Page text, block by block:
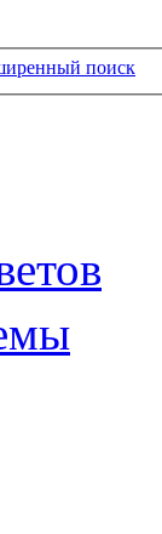
поиск